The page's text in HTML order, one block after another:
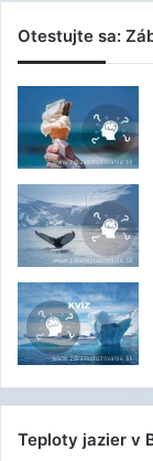
Otestujte sa:
Teploty jazier v